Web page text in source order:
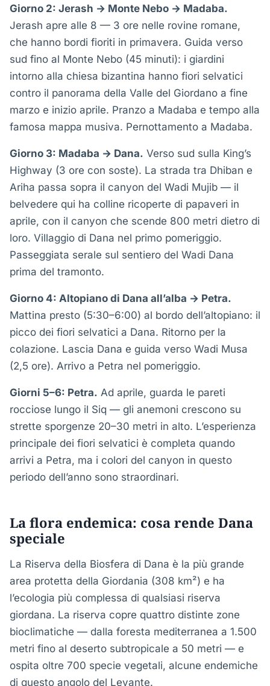
Giorno 2: Jerash → Monte Nebo → Madaba.
Jerash apre alle 8 — 3 ore nelle rovine romane,
che hanno bordi fioriti in primavera. Guida verso
sud fino al Monte Nebo (45 minuti): i giardini
intorno alla chiesa bizantina hanno fiori selvatici
contro il panorama della Valle del Giordano a fine
marzo e inizio aprile. Pranzo a Madaba e tempo alla
famosa mappa musiva. Pernottamento a Madaba.
Giorno 3: Madaba → Dana. Verso sud sulla King’s
Highway (3 ore con soste). La strada tra Dhiban e
Ariha passa sopra il canyon del Wadi Mujib — il
belvedere qui ha colline ricoperte di papaveri in
aprile, con il canyon che scende 800 metri dietro di
loro. Villaggio di Dana nel primo pomeriggio.
Passeggiata serale sul sentiero del Wadi Dana
prima del tramonto.
Giorno 4: Altopiano di Dana all’alba → Petra.
Mattina presto (5:30–6:00) al bordo dell’altopiano: il
picco dei fiori selvatici a Dana. Ritorno per la
colazione. Lascia Dana e guida verso Wadi Musa
(2,5 ore). Arrivo a Petra nel pomeriggio.
Giorni 5–6: Petra. Ad aprile, guarda le pareti
rocciose lungo il Siq — gli anemoni crescono su
strette sporgenze 20–30 metri in alto. L’esperienza
principale dei fiori selvatici è completa quando
arrivi a Petra, ma i colori del canyon in questo
periodo dell’anno sono straordinari.
La flora endemica: cosa rende Dana
speciale
La Riserva della Biosfera di Dana è la più grande
area protetta della Giordania (308 km²) e ha
l’ecologia più complessa di qualsiasi riserva
giordana. La riserva copre quattro distinte zone
bioclimatiche — dalla foresta mediterranea a 1.500
metri fino al deserto subtropicale a 50 metri — e
ospita oltre 700 specie vegetali, alcune endemiche
di questo angolo del Levante.